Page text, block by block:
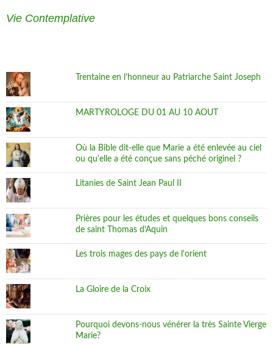
Vie Contemplative
Trentaine en l’honneur au Patriarche Saint Joseph
MARTYROLOGE DU 01 AU 10 AOUT
Où la Bible dit-elle que Marie a été enlevée au ciel
ou qu'elle a été conçue sans péché originel ?
Litanies de Saint Jean Paul II
Prières pour les études et quelques bons conseils
de saint Thomas d'Aquin
Les trois mages des pays de l'orient
La Gloire de la Croix
Pourquoi devons-nous vénérer la très Sainte Vierge
Marie?